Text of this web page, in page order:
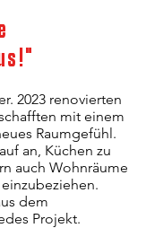
2023 renovierten
mit einem
Raumgefühl.
an, Küchen zu
auch Wohnräume
dem
Projekt.